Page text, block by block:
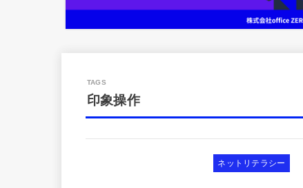
印象操作
ネットリテラシー